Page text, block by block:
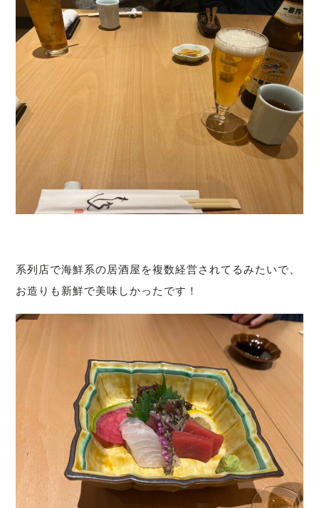
系列店で海鮮系の居酒屋を複数経営されてるみたいで、
お造りも新鮮で美味しかったです！